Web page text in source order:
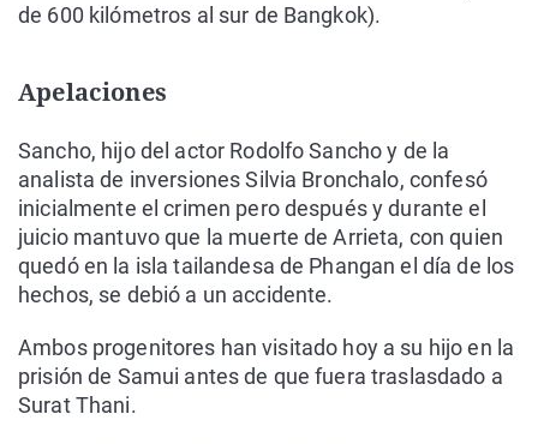
de 600 kilómetros al sur de Bangkok).
Apelaciones
Sancho, hijo del actor Rodolfo Sancho y de la
analista de inversiones Silvia Bronchalo, confesó
inicialmente el crimen pero después y durante el
juicio mantuvo que la muerte de Arrieta, con quien
quedó en la isla tailandesa de Phangan el día de los
hechos, se debió a un accidente.
Ambos progenitores han visitado hoy a su hijo en la
prisión de Samui antes de que fuera traslasdado a
Surat Thani.